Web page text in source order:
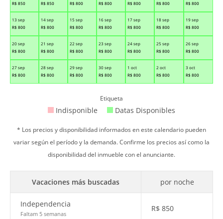
R$ 850
R$ 850
R$ 800
R$ 800
R$ 800
R$ 800
R$ 800
13 sep
R$ 800
14 sep
R$ 800
15 sep
R$ 800
16 sep
R$ 800
17 sep
R$ 800
18 sep
R$ 800
19 sep
R$ 800
20 sep
R$ 800
21 sep
R$ 800
22 sep
R$ 800
23 sep
R$ 800
24 sep
R$ 800
25 sep
R$ 800
26 sep
R$ 800
27 sep
R$ 800
28 sep
R$ 800
29 sep
R$ 800
30 sep
R$ 800
1 oct
R$ 800
2 oct
R$ 800
3 oct
R$ 800
Etiqueta
Indisponible Datas Disponibles
* Los precios y disponibilidad informados en este calendario pueden
variar según el período y la demanda. Confirme los precios así como la
disponibilidad del inmueble con el anunciante.
Vacaciones más buscadas por noche
Independencia
Faltam 5 semanas
R$ 850